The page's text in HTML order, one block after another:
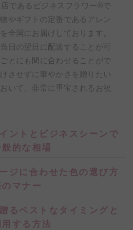
であるビジネスフラワー®で
やギフトの定番であるアレン
全国にお届けしております。
日の翌日に配送することが可
とにも間に合わせることがで
させずに華やかさを贈りたい
いて、非常に重宝されるお祝
ントとビジネスシーンで
的な相場
ジに合わせた色の選び方
マナー
るベストなタイミングと
する方法